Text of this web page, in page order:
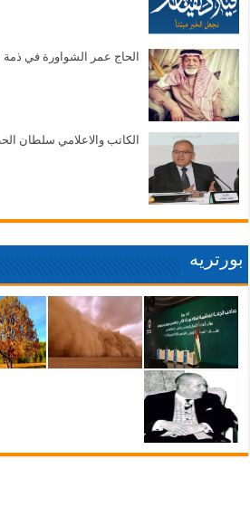
الحاج عمر الشواورة في ذمة
الكاتب والاعلامي سلطان
بورتريه